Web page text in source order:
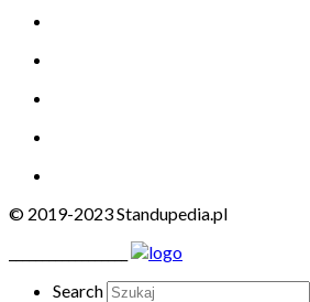
© 2019-2023 Standupedia.pl
Search